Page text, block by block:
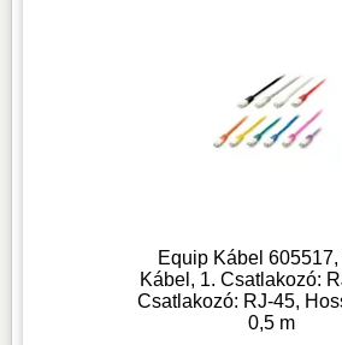
Equip Kábel 605517,
Kábel, 1. Csatlakozó:
Csatlakozó: RJ-45,
0,5 m